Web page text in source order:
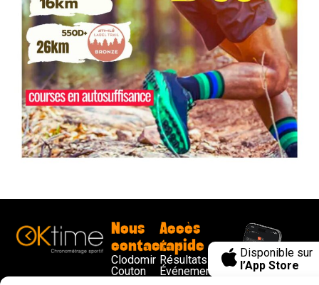
Nous
contacter
Clodomir
Couton
Accès
rapide
Résultats
Événements
Disponible sur
l’App Store